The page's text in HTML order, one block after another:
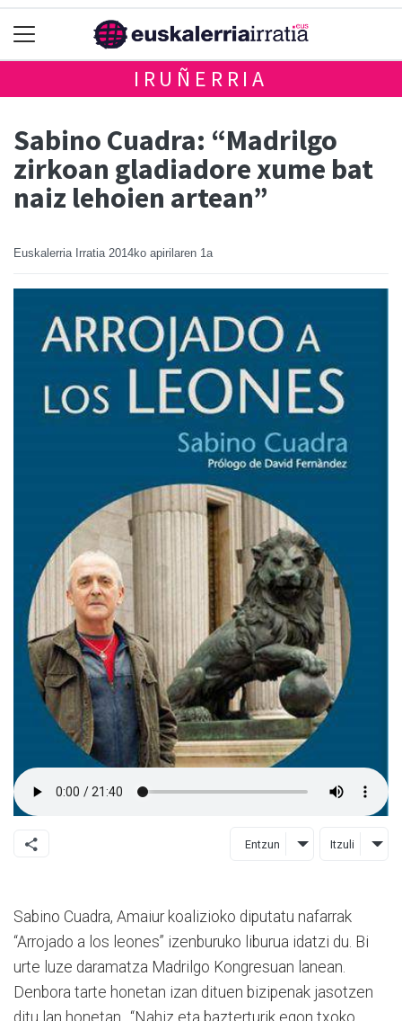
IRUÑERRIA
Sabino Cuadra: “Madrilgo
zirkoan gladiadore xume bat
naiz lehoien artean”
Euskalerria Irratia 2014ko apirilaren 1a
Entzun Itzuli
Sabino Cuadra, Amaiur koalizioko diputatu nafarrak
“Arrojado a los leones” izenburuko liburua idatzi du. Bi
urte luze daramatza Madrilgo Kongresuan lanean.
Denbora tarte honetan izan dituen bizipenak jasotzen